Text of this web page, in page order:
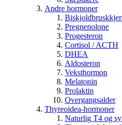
Andre hormoner
Pregnenolone
Progesteron
Cortisol / ACTH
DHEA
Aldosteron
Veksthormon
Melatonin
Prolaktin
Overgangsalder
Thyreoidea-hormoner
Naturlig T4 og